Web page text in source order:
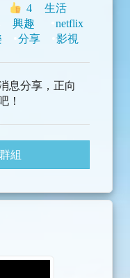
4
生活
興趣
netflix
分享 影視
息分享，正向
！
組